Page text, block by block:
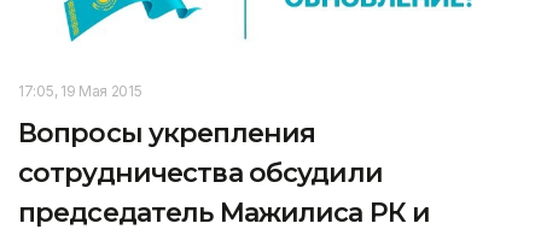
17:05, 19 Мая 2015
Вопросы укрепления
сотрудничества обсудили
председатель Мажилиса РК и